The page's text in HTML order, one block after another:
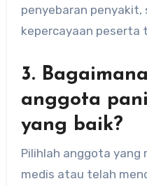
penyebaran
kepercayaan peserta
3.
anggota
yang baik?
Pilihlah anggota yang
medis atau telah